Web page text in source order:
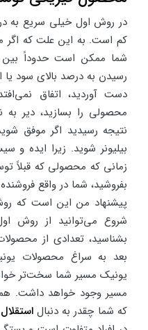
در روش اول خیلی سریع به
رسیدن به درصد بالای سود یا
دست آوردید، اتفاق
محصولی را بسازید، دیر
نتیجه رسیدید اگر موفق
بیلیونر شوید. زیرا ایده و
زمانی که محصولی که قبلاً
بفروشید، شما در واقع
پیشنهاد من این است که
شروع می‌توانید از روش اول
بشناسید، تعدادی از
بعد به سراغ محصولات
یونیک مسیر شما سخت‌تر
مسیر وجود خواهد داشت.
که شما چقدر به دنبال